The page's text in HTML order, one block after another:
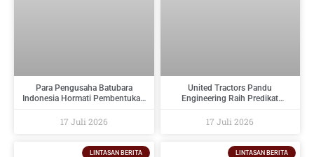
Para Pengusaha Batubara
Indonesia Hormati Pembentukan
Indonesia Dan Berikan Saran
17 Juli 2026
United Tractors Pandu
Engineering Raih Predikat
Regulatory Compliance Awards
17 Juli 2026
LINTASAN BERITA LINTASAN BERITA